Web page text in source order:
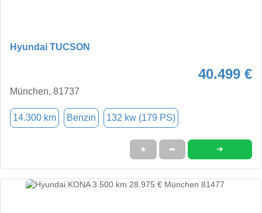
Hyundai TUCSON
40.499 €
München, 81737
14.300 km Benzin 132 kw (179 PS)
★ ➦ ➜